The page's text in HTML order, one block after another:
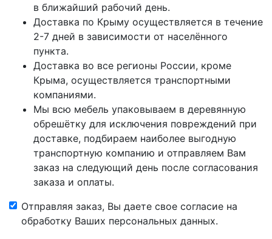
в ближайший рабочий день.
Доставка по Крыму осуществляется в течение
2-7 дней в зависимости от населённого
пункта.
Доставка во все регионы России, кроме
Крыма, осуществляется транспортными
компаниями.
Мы всю мебель упаковываем в деревянную
обрешётку для исключения повреждений при
доставке, подбираем наиболее выгодную
транспортную компанию и отправляем Вам
заказ на следующий день после согласования
заказа и оплаты.
Отправляя заказ, Вы даете свое согласие на
обработку Ваших персональных данных.